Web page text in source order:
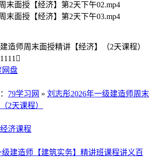
末面授【经济】第2天下午02.mp4
末面授【经济】第2天下午03.mp4
造师周末面授精讲【经济】（2天课程）
1111 
网盘
79学习网 » 刘志彤2026年一级建造师周末
2天课程）
济课程
级建造师【建筑实务】精讲班课程讲义百